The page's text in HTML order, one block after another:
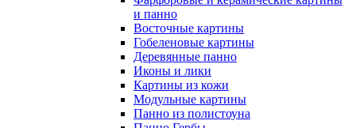
и панно
Восточные картины
Гобеленовые картины
Деревянные панно
Иконы и лики
Картины из кожи
Модульные картины
Панно из полистоуна